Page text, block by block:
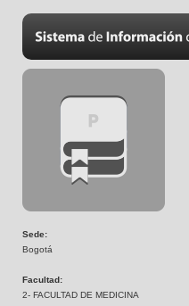
Sede:
Bogotá
Facultad:
2- FACULTAD DE MEDICINA